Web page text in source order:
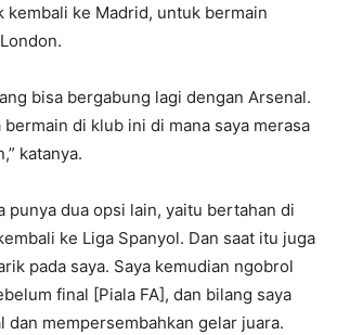
kembali ke Madrid, untuk bermain
bisa bergabung lagi dengan Arsenal.
bermain di klub ini di mana saya merasa
katanya.
punya dua opsi lain, yaitu bertahan di
ke Liga Spanyol. Dan saat itu juga
pada saya. Saya kemudian ngobrol
final [Piala FA], dan bilang saya
dan mempersembahkan gelar juara.